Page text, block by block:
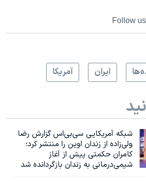
Follow us
ايران آمريکا
شبکه آمریکایی سی‌بی‌‌اس گزارش رضا
ولی‌زاده از زندان اوین را منتشر کرد؛
کامران حکمتی پیش از آغاز
شیمی‌درمانی به زندان بازگردانده شد